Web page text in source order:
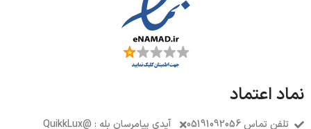
نماد اعتماد
تلفن تماس 05191092056 آیدی پیامرسان بله : @QuikkLux